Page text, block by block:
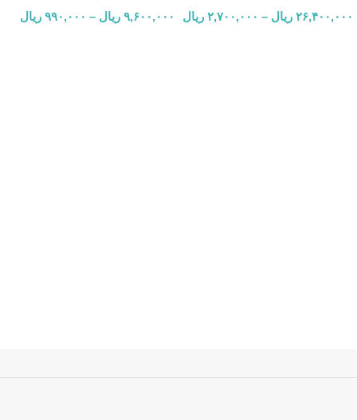
۲۶,۴۰۰,۰۰۰ ریال – ۲,۷۰۰,۰۰۰ ریال ۹,۶۰۰,۰۰۰ ریال – ۹۹۰,۰۰۰ ریال